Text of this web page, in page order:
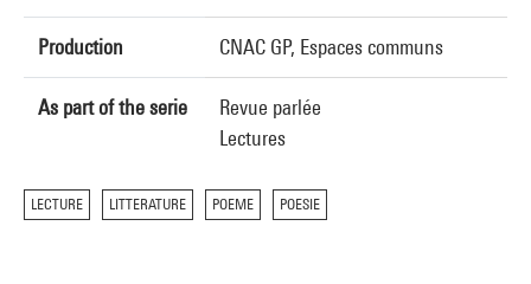
Production CNAC GP, Espaces communs
As part of the serie
Revue parlée
Lectures
LECTURE LITTERATURE POEME POESIE